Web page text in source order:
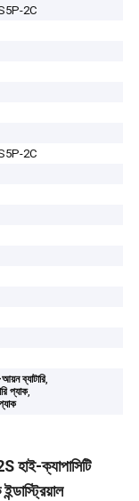
2C
2C
ব্যাটারি,
প্যাক,
হাই-ক্যাপাসিটি